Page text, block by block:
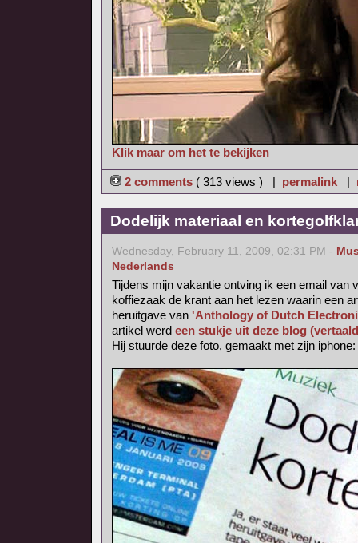
Klik maar om het te bekijken
2 comments ( 313 views ) | permalink |
Dodelijk materiaal en
Wednesday, February 11, 2009, 02:31 PM -
Nederlands
Tijdens mijn vakantie ontving ik een email van
koffiezaak de krant aan het lezen waarin een
heruitgave van 'Anthology of Dutch
artikel werd een stukje uit deze blog
Hij stuurde deze foto, gemaakt met zijn iphone: